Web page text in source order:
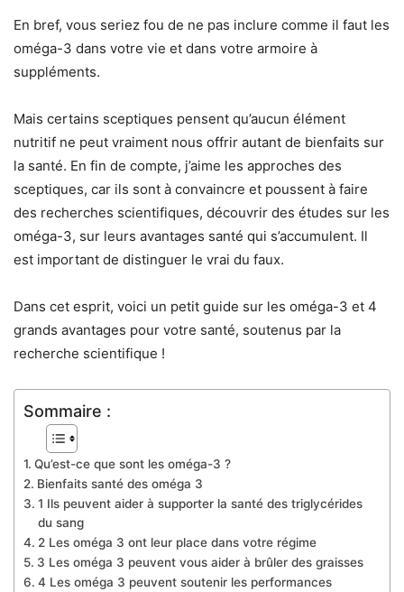
En bref, vous seriez fou de ne pas inclure comme il faut les
oméga-3 dans votre vie et dans votre armoire à
suppléments.
Mais certains sceptiques pensent qu’aucun élément
nutritif ne peut vraiment nous offrir autant de bienfaits sur
la santé. En fin de compte, j’aime les approches des
sceptiques, car ils sont à convaincre et poussent à faire
des recherches scientifiques, découvrir des études sur les
oméga-3, sur leurs avantages santé qui s’accumulent. Il
est important de distinguer le vrai du faux.
Dans cet esprit, voici un petit guide sur les oméga-3 et 4
grands avantages pour votre santé, soutenus par la
recherche scientifique !
Sommaire :
Qu’est-ce que sont les oméga-3 ?
Bienfaits santé des oméga 3
1 Ils peuvent aider à supporter la santé des triglycérides
du sang
2 Les oméga 3 ont leur place dans votre régime
3 Les oméga 3 peuvent vous aider à brûler des graisses
4 Les oméga 3 peuvent soutenir les performances